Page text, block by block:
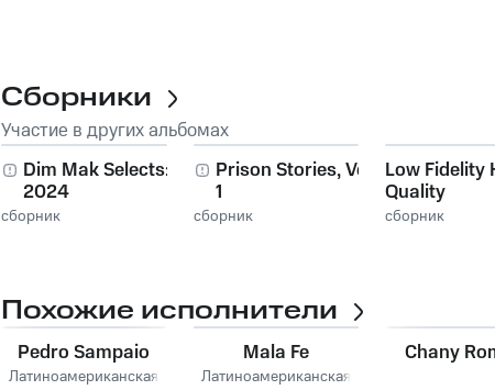
Сборники
Участие в других альбомах
Dim Mak Selects:
2024
сборник
Prison Stories, Vol.
1
сборник
Low Fidelity
Quality
сборник
Похожие исполнители
Pedro Sampaio
Латиноамериканская
Mala Fe
Латиноамериканская
Chany